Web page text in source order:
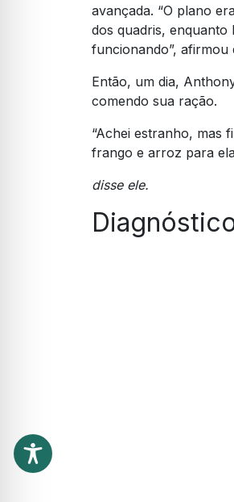
avançada. “O plano
dos quadris,
funcionando”, afirmou
Então, um dia,
comendo sua ração.
“Achei estranho, mas
frango e arroz para
disse ele.